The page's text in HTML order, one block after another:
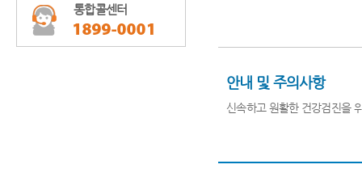
통합콜센터
안내 및 주의사항
신속하고 원활한 건강검진을